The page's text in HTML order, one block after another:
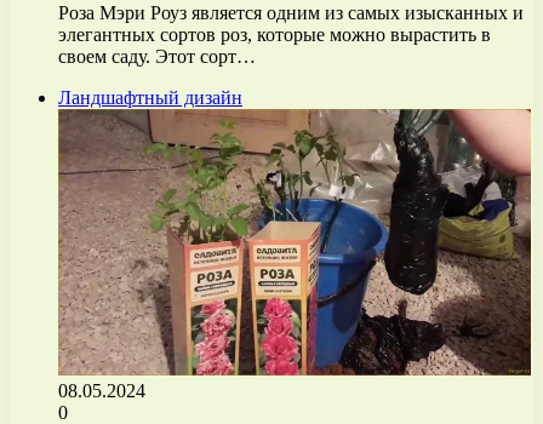
Роза Мэри Роуз является одним из самых изысканных и
элегантных сортов роз, которые можно вырастить в
своем саду. Этот сорт…
Ландшафтный дизайн
08.05.2024
0